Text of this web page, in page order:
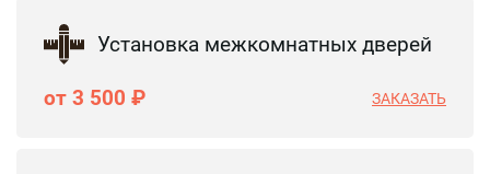
Установка межкомнатных дверей
от 3 500 ₽ ЗАКАЗАТЬ